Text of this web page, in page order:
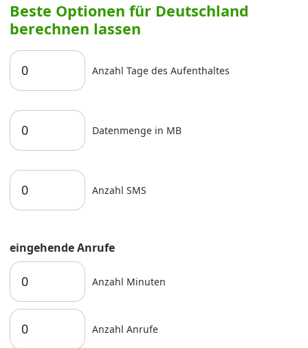
Beste Optionen für Deutschland
berechnen lassen
Anzahl Tage des Aufenthaltes
Datenmenge in MB
Anzahl SMS
eingehende Anrufe
Anzahl Minuten
Anzahl Anrufe